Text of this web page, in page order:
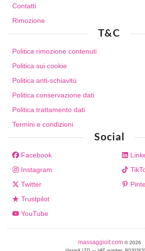
Contatti
Rimozione
T&C
Politica rimozione contenuti
Politica sui cookie
Politica anti-schiavitù
Politica conservazione dati
Politica trattamento dati
Termini e condizioni
Social
Facebook
Instagram
Twitter
Trustpilot
YouTube
massaggioit.com © 2026